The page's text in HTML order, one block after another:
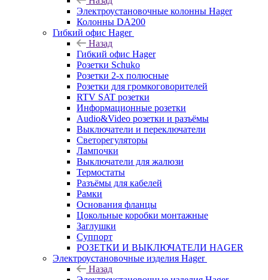
Электроустановочные колонны Hager
Колонны DA200
Гибкий офис Hager
Назад
Гибкий офис Hager
Розетки Schuko
Розетки 2-х полюсные
Розетки для громкоговорителей
RTV SAT розетки
Информационные розетки
Audio&Video розетки и разъёмы
Выключатели и переключатели
Светорегуляторы
Лампочки
Выключатели для жалюзи
Термостаты
Разъёмы для кабелей
Рамки
Основания фланцы
Цокольные коробки монтажные
Заглушки
Суппорт
РОЗЕТКИ И ВЫКЛЮЧАТЕЛИ HAGER
Электроустановочные изделия Hager
Назад